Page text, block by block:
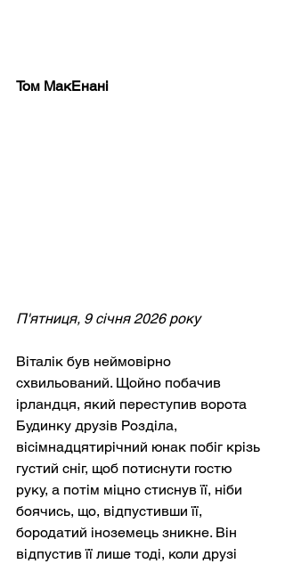
Том МакЕнані
П'ятниця, 9 січня 2026 року
Віталік був неймовірно
схвильований. Щойно побачив
ірландця, який переступив ворота
Будинку друзів Розділа,
вісімнадцятирічний юнак побіг крізь
густий сніг, щоб потиснути гостю
руку, а потім міцно стиснув її, ніби
боячись, що, відпустивши її,
бородатий іноземець зникне. Він
відпустив її лише тоді, коли друзі